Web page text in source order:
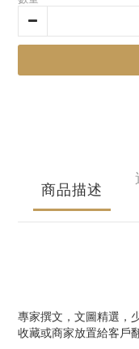
商品描述
專家撰文，文圖精選，
收藏或商家放置給客戶